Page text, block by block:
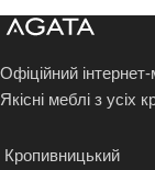
Офіційний
Якісні меблі з усіх
Кропивницький